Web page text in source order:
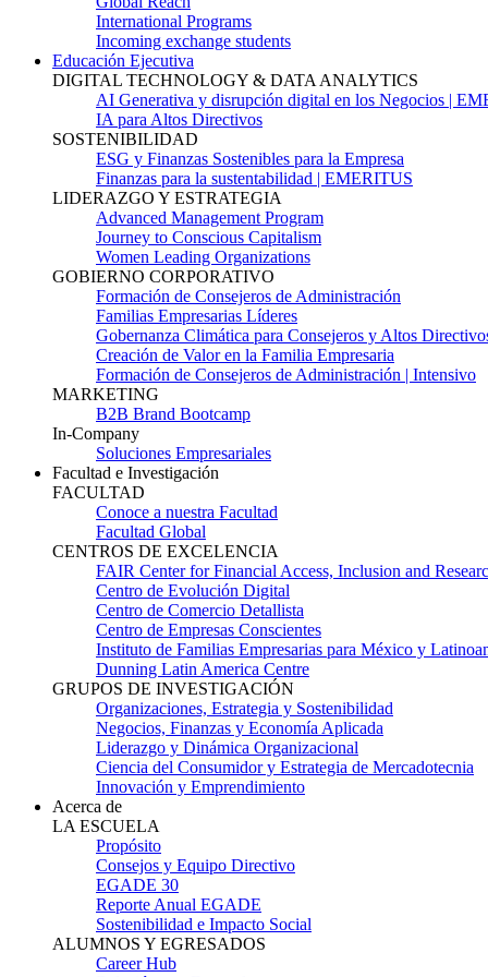
International Programs
Incoming exchange students
Educación Ejecutiva
DIGITAL TECHNOLOGY & DATA ANALYTICS
AI Generativa y disrupción digital en los Negocios |
IA para Altos Directivos
SOSTENIBILIDAD
ESG y Finanzas Sostenibles para la Empresa
Finanzas para la sustentabilidad | EMERITUS
LIDERAZGO Y ESTRATEGIA
Advanced Management Program
Journey to Conscious Capitalism
Women Leading Organizations
GOBIERNO CORPORATIVO
Formación de Consejeros de Administración
Familias Empresarias Líderes
Gobernanza Climática para Consejeros y Altos
Creación de Valor en la Familia Empresaria
Formación de Consejeros de Administración | Intensivo
MARKETING
B2B Brand Bootcamp
In-Company
Soluciones Empresariales
Facultad e Investigación
FACULTAD
Conoce a nuestra Facultad
Facultad Global
CENTROS DE EXCELENCIA
FAIR Center for Financial Access, Inclusion and
Centro de Evolución Digital
Centro de Comercio Detallista
Centro de Empresas Conscientes
Instituto de Familias Empresarias para México y
Dunning Latin America Centre
GRUPOS DE INVESTIGACIÓN
Organizaciones, Estrategia y Sostenibilidad
Negocios, Finanzas y Economía Aplicada
Liderazgo y Dinámica Organizacional
Ciencia del Consumidor y Estrategia de Mercadotecnia
Innovación y Emprendimiento
Acerca de
LA ESCUELA
Propósito
Consejos y Equipo Directivo
EGADE 30
Reporte Anual EGADE
Sostenibilidad e Impacto Social
ALUMNOS Y EGRESADOS
Career Hub